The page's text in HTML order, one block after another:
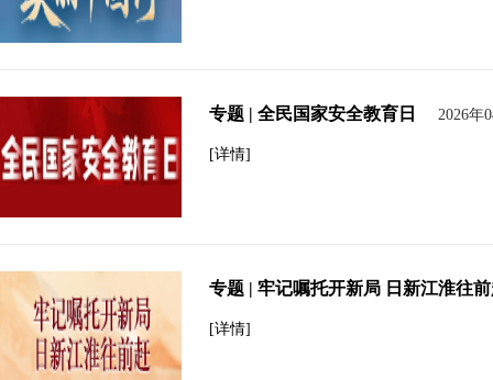
专题 | 全民国家安全教育日 2026年
[详情]
专题 | 牢记嘱托开新局 日新江淮往
[详情]